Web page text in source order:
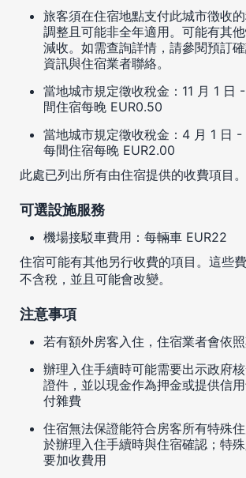
旅客須在住宿地點支付此城市徴收
調整且可能非全年適用。可能有其
減收。如需查詢詳情，請參閱預訂
資訊與住宿業者聯絡。
當地城市規定徵收稅金：11 月 1 日
間住宿每晚 EUR0.50
當地城市規定徵收稅金：4 月 1 日 -
每間住宿每晚 EUR2.00
此處已列出所有由住宿提供的收費項目。
可選設施服務
機場接駁車費用：每輛車 EUR22
住宿可能有其他另行收費的項目。這些
不含稅，並且可能會改變。
注意事項
若有額外房客入住，住宿業者會依
辦理入住手續時可能需要出示政府
證件，並以現金作為押金或提供信
付雜費
住宿無法保證能符合房客所有特殊
於辦理入住手續時與住宿確認；特
要加收費用